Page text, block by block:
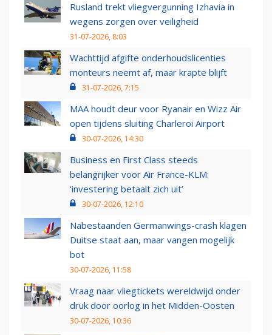
Rusland trekt vliegvergunning Izhavia in
wegens zorgen over veiligheid
31-07-2026, 8:03
Wachttijd afgifte onderhoudslicenties
monteurs neemt af, maar krapte blijft
31-07-2026, 7:15
MAA houdt deur voor Ryanair en Wizz Air
open tijdens sluiting Charleroi Airport
30-07-2026, 14:30
Business en First Class steeds
belangrijker voor Air France-KLM:
‘investering betaalt zich uit’
30-07-2026, 12:10
Nabestaanden Germanwings-crash klagen
Duitse staat aan, maar vangen mogelijk
bot
30-07-2026, 11:58
Vraag naar vliegtickets wereldwijd onder
druk door oorlog in het Midden-Oosten
30-07-2026, 10:36